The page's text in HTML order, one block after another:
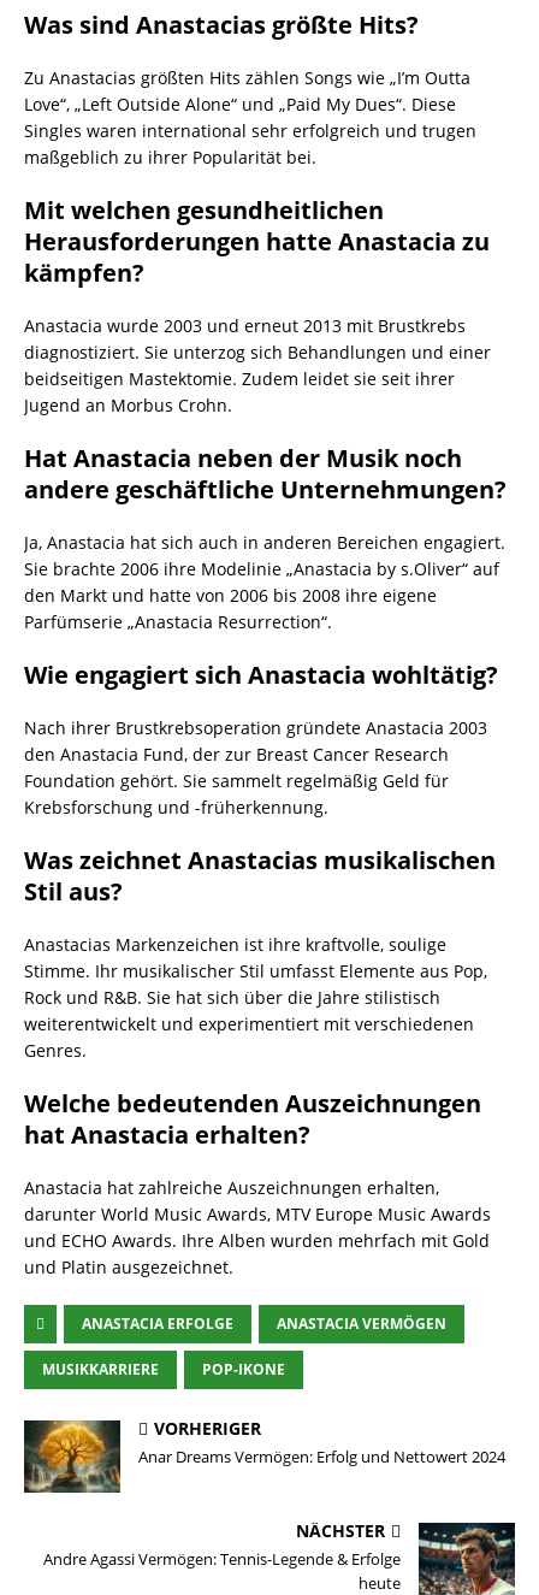
Was sind Anastacias größte Hits?
Zu Anastacias größten Hits zählen Songs wie „I’m Outta
Love“, „Left Outside Alone“ und „Paid My Dues“. Diese
Singles waren international sehr erfolgreich und trugen
maßgeblich zu ihrer Popularität bei.
Mit welchen gesundheitlichen
Herausforderungen hatte Anastacia zu
kämpfen?
Anastacia wurde 2003 und erneut 2013 mit Brustkrebs
diagnostiziert. Sie unterzog sich Behandlungen und einer
beidseitigen Mastektomie. Zudem leidet sie seit ihrer
Jugend an Morbus Crohn.
Hat Anastacia neben der Musik noch
andere geschäftliche Unternehmungen?
Ja, Anastacia hat sich auch in anderen Bereichen engagiert.
Sie brachte 2006 ihre Modelinie „Anastacia by s.Oliver“ auf
den Markt und hatte von 2006 bis 2008 ihre eigene
Parfümserie „Anastacia Resurrection“.
Wie engagiert sich Anastacia wohltätig?
Nach ihrer Brustkrebsoperation gründete Anastacia 2003
den Anastacia Fund, der zur Breast Cancer Research
Foundation gehört. Sie sammelt regelmäßig Geld für
Krebsforschung und -früherkennung.
Was zeichnet Anastacias musikalischen
Stil aus?
Anastacias Markenzeichen ist ihre kraftvolle, soulige
Stimme. Ihr musikalischer Stil umfasst Elemente aus Pop,
Rock und R&B. Sie hat sich über die Jahre stilistisch
weiterentwickelt und experimentiert mit verschiedenen
Genres.
Welche bedeutenden Auszeichnungen
hat Anastacia erhalten?
Anastacia hat zahlreiche Auszeichnungen erhalten,
darunter World Music Awards, MTV Europe Music Awards
und ECHO Awards. Ihre Alben wurden mehrfach mit Gold
und Platin ausgezeichnet.
ANASTACIA ERFOLGE ANASTACIA VERMÖGEN
MUSIKKARRIERE POP-IKONE
VORHERIGER
Anar Dreams Vermögen: Erfolg und Nettowert 2024
NÄCHSTER
Andre Agassi Vermögen: Tennis-Legende & Erfolge
heute